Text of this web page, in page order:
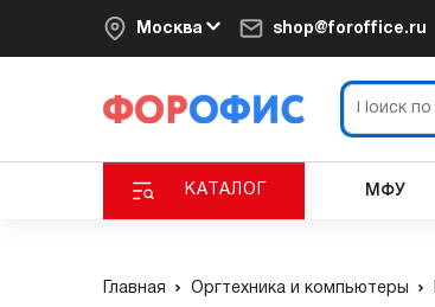
Москва shop@foroffice.ru
КАТАЛОГ МФУ
Главная Оргтехника и компьютеры